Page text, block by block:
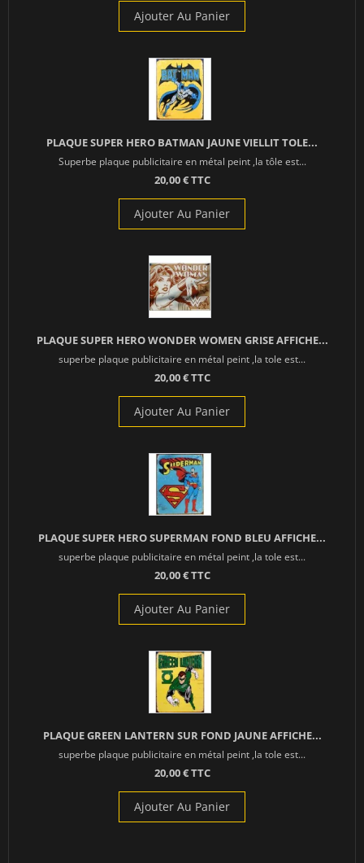
Ajouter Au Panier
PLAQUE SUPER HERO BATMAN JAUNE VIELLIT TOLE...
Superbe plaque publicitaire en métal peint ,la tôle est...
20,00 € TTC
Ajouter Au Panier
PLAQUE SUPER HERO WONDER WOMEN GRISE AFFICHE...
superbe plaque publicitaire en métal peint ,la tole est...
20,00 € TTC
Ajouter Au Panier
PLAQUE SUPER HERO SUPERMAN FOND BLEU AFFICHE...
superbe plaque publicitaire en métal peint ,la tole est...
20,00 € TTC
Ajouter Au Panier
PLAQUE GREEN LANTERN SUR FOND JAUNE AFFICHE...
superbe plaque publicitaire en métal peint ,la tole est...
20,00 € TTC
Ajouter Au Panier